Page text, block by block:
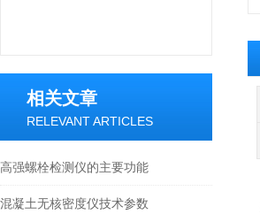
相关文章
RELEVANT ARTICLES
高强螺栓检测仪的主要功能
混凝土无核密度仪技术参数